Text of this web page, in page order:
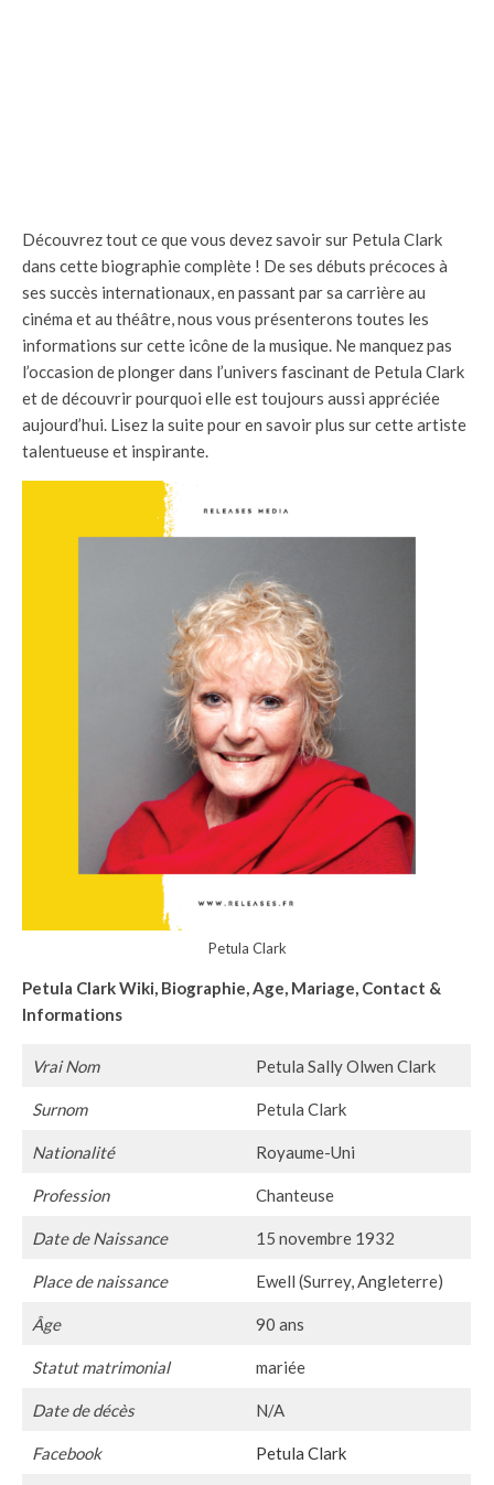
Découvrez tout ce que vous devez savoir sur Petula Clark
dans cette biographie complète ! De ses débuts précoces à
ses succès internationaux, en passant par sa carrière au
cinéma et au théâtre, nous vous présenterons toutes les
informations sur cette icône de la musique. Ne manquez pas
l’occasion de plonger dans l’univers fascinant de Petula Clark
et de découvrir pourquoi elle est toujours aussi appréciée
aujourd’hui. Lisez la suite pour en savoir plus sur cette artiste
talentueuse et inspirante.
Petula Clark
Petula ClarkWiki, Biographie, Age, Mariage, Contact &
Informations
Vrai Nom Petula Sally Olwen Clark
Surnom Petula Clark
Nationalité Royaume-Uni
Profession Chanteuse
Date de Naissance 15 novembre 1932
Place de naissance Ewell (Surrey, Angleterre)
Âge 90 ans
Statut matrimonial mariée
Date de décès N/A
Facebook Petula Clark